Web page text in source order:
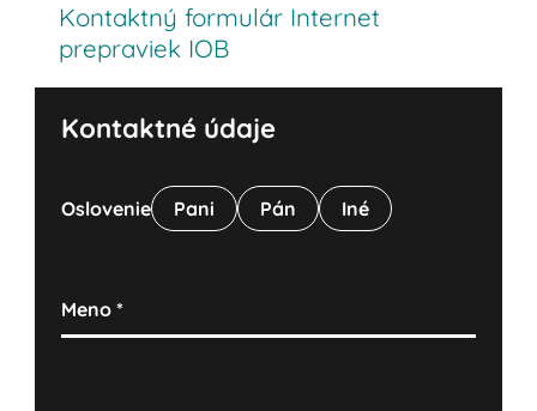
Kontaktný formulár Internet
prepraviek IOB
Kontaktné údaje
Oslovenie Pani Pán Iné
Meno*